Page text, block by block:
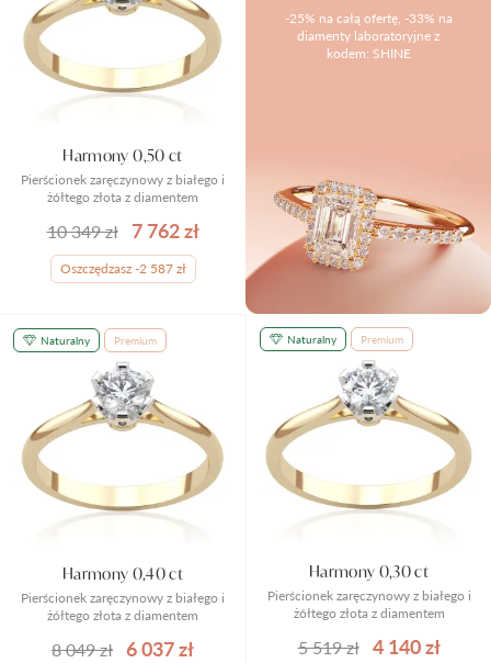
Pielęgnacja biżuterii
Pierścionek zaręczynowy z białego i
żółtego złota z diamentem
Harmony 0,50 ct
10 349 zł 7 762 zł
Oszczędzasz -2 587 zł
-25% na całą ofertę, -33% na
diamenty laboratoryjne z
kodem: SHINE
Naturalny Premium
Pierścionek zaręczynowy z białego i
żółtego złota z diamentem
Harmony 0,40 ct
8 049 zł 6 037 zł
Naturalny Premium
Pierścionek zaręczynowy z białego i
żółtego złota z diamentem
Harmony 0,30 ct
5 519 zł 4 140 zł